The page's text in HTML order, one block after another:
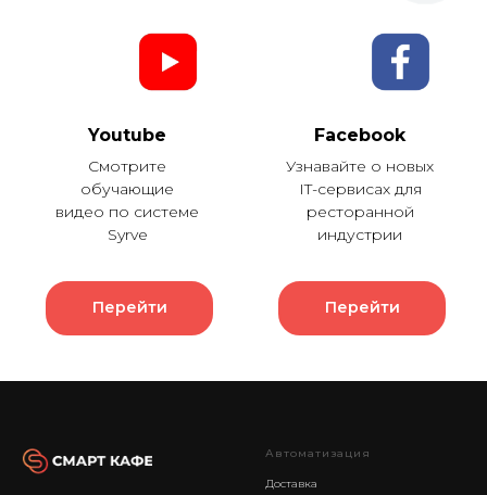
Youtube
Смотрите
обучающие
видео по системе
Syrve
Перейти
Facebook
Узнавайте о новых
IT-сервисах для
ресторанной
индустрии
Перейти
Автоматизация
Доставка